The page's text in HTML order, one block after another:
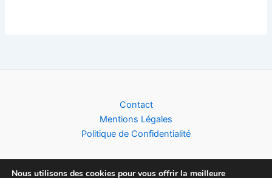
Contact
Mentions Légales
Politique de Confidentialité
Nous utilisons des cookies pour vous offrir la meilleure